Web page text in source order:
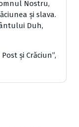
Nostru,
şi slava.
Duh,
şi Crăciun”,